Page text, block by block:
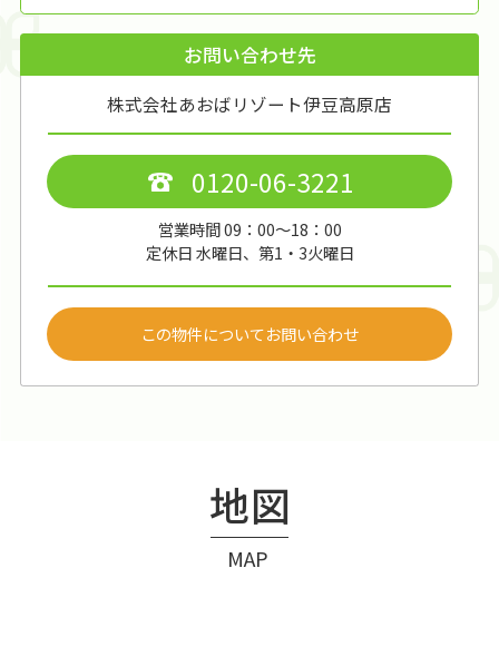
お問い合わせ先
株式会社あおばリゾート伊豆高原店
0120-06-3221
営業時間 09：00～18：00
定休日 水曜日、第1・3火曜日
この物件についてお問い合わせ
地図
MAP